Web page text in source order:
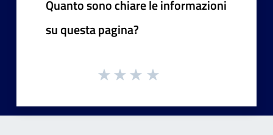
Quanto sono chiare le informazioni
su questa pagina?